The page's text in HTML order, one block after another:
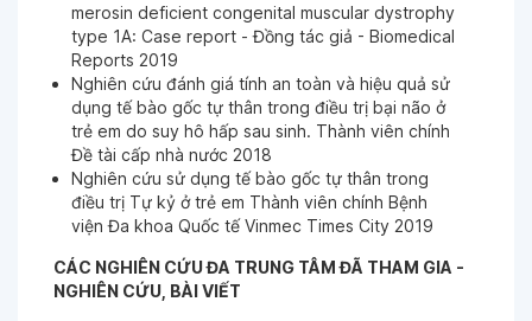
merosin deficient congenital muscular dystrophy
type 1A: Case report - Đồng tác giả - Biomedical
Reports 2019
Nghiên cứu đánh giá tính an toàn và hiệu quả sử
dụng tế bào gốc tự thân trong điều trị bại não ở
trẻ em do suy hô hấp sau sinh. Thành viên chính
Đề tài cấp nhà nước 2018
Nghiên cứu sử dụng tế bào gốc tự thân trong
điều trị Tự kỷ ở trẻ em Thành viên chính Bệnh
viện Đa khoa Quốc tế Vinmec Times City 2019
CÁC NGHIÊN CỨU ĐA TRUNG TÂM ĐÃ THAM GIA -
NGHIÊN CỨU, BÀI VIẾT
Ngày 25-09-2024
Ngày 25-09-2024
Ngày 18-09-2024
BS Chinh rất tốt. Tôi rất hài lòng với dịch vụ và NV
của Vinmec.